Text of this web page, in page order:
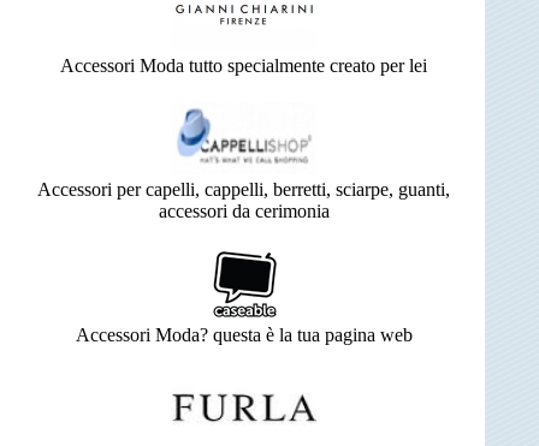
Accessori Moda tutto specialmente creato per lei
Accessori per capelli, cappelli, berretti, sciarpe, guanti,
accessori da cerimonia
Accessori Moda? questa è la tua pagina web